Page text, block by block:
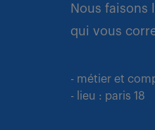
Nous faisons
qui vous
- métier et
- lieu : paris 18